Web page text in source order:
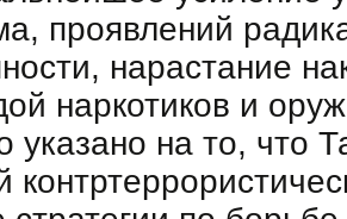
проявлений
нарастание
наркотиков и
указано на то, что